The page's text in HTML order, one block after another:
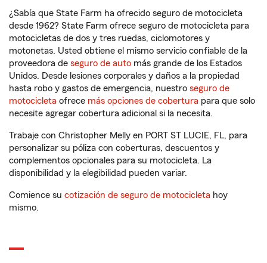
¿Sabía que State Farm ha ofrecido seguro de motocicleta
desde 1962? State Farm ofrece seguro de motocicleta para
motocicletas de dos y tres ruedas, ciclomotores y
motonetas. Usted obtiene el mismo servicio confiable de la
proveedora de seguro de auto más grande de los Estados
Unidos. Desde lesiones corporales y daños a la propiedad
hasta robo y gastos de emergencia, nuestro seguro de
motocicleta ofrece más opciones de cobertura para que solo
necesite agregar cobertura adicional si la necesita.
Trabaje con Christopher Melly en PORT ST LUCIE, FL, para
personalizar su póliza con coberturas, descuentos y
complementos opcionales para su motocicleta. La
disponibilidad y la elegibilidad pueden variar.
Comience su cotización de seguro de motocicleta hoy
mismo.